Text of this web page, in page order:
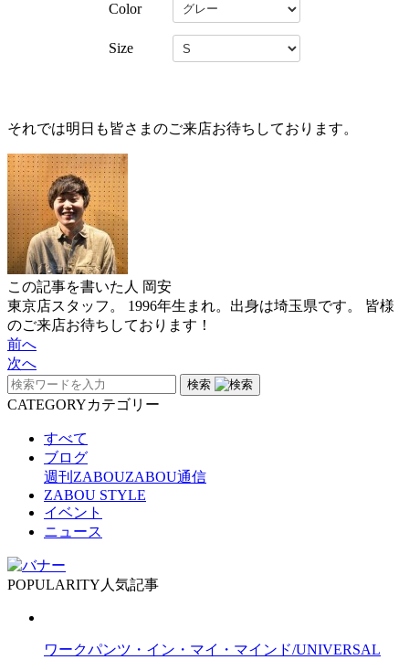
Color
Size
それでは明日も皆さまのご来店お待ちしております。
この記事を書いた人 岡安
東京店スタッフ。 1996年生まれ。出身は埼玉県です。 皆様
のご来店お待ちしております！
前へ
次へ
検索
CATEGORYカテゴリー
すべて
ブログ
週刊ZABOUZABOU通信
ZABOU STYLE
イベント
ニュース
POPULARITY 人気記事
ワークパンツ・イン・マイ・マインド/UNIVERSAL